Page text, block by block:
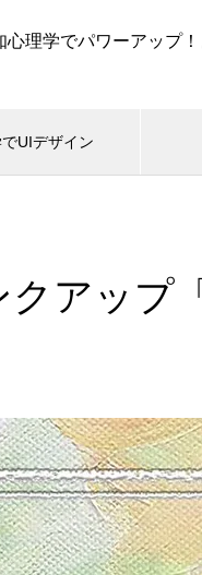
心理学でパワーアップ
UIデザイン
アップ